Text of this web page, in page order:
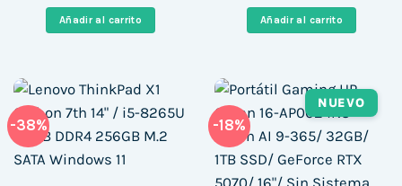
era:
255,00 €.
es:
Añadir al carrito
era:
642,00 €.
Añadir al carrito
-38% -18%
NUEVO